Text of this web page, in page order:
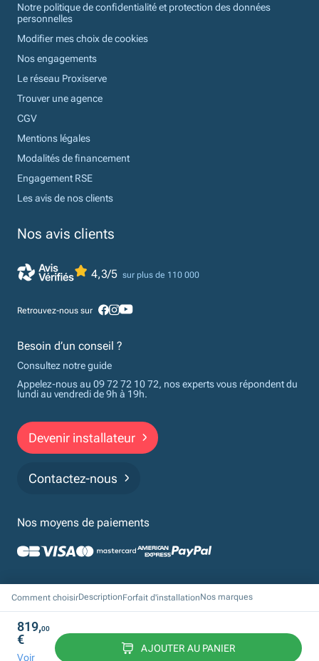
Notre politique de confidentialité et protection des données
personnelles
Modifier mes choix de cookies
Nos engagements
Le réseau Proxiserve
Trouver une agence
CGV
Mentions légales
Modalités de financement
Engagement RSE
Les avis de nos clients
Nos avis clients
4,3/5 sur plus de 110 000
Retrouvez-nous sur
Besoin d’un conseil ?
Consultez notre guide
Appelez-nous au 09 72 72 10 72, nos experts vous répondent du
lundi au vendredi de 9h à 19h.
Devenir installateur
Contactez-nous
Nos moyens de paiements
Politique de confidentialitéCookiesMentions légalesCGV
© 2026 Monchauffagisteprivé par Proxiserve. Tous droits réservés
Design & Développement by Tod.
Comment choisirDescriptionForfait d'installationNos marques
819,00
€
Voir
AJOUTER AU PANIER